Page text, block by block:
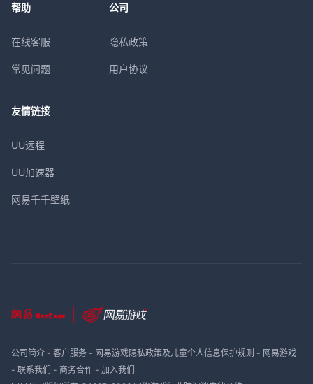
帮助
在线客服
常见问题
公司
隐私政策
用户协议
友情链接
UU远程
UU加速器
网易千千壁纸
公司简介- 客户服务- 网易游戏隐私政策及儿童个人信息保护规则 - 网易游戏
- 联系我们 - 商务合作- 加入我们